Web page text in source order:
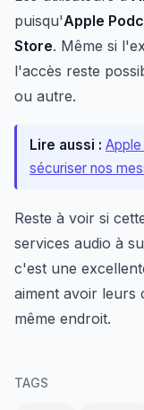
puisqu'Apple
Store. Même si
l'accès reste
ou autre.
Lire aussi :
sécuriser nos
Reste à voir si
services audio à
c'est une
aiment avoir leurs
même endroit.
TAGS